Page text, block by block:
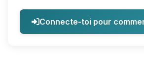
Connecte-toi pour